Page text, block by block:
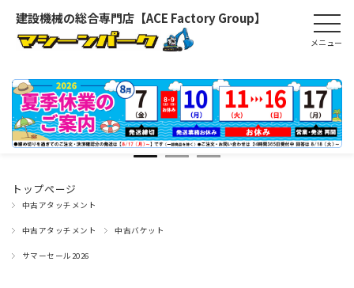
建設機械の総合専門店【ACE Factory Group】
トップページ
中古アタッチメント
中古アタッチメント 中古バケット
サマーセール2026